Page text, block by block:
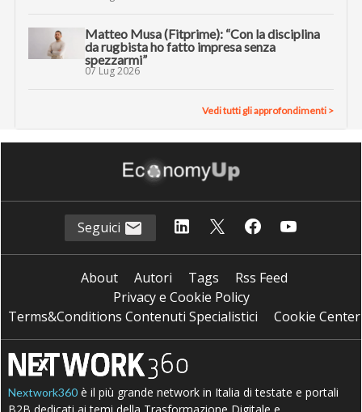
Matteo Musa (Fitprime): “Con la disciplina
da rugbista ho fatto impresa senza
spezzarmi”
07 Lug 2026
Vedi tutti gli approfondimenti >
Seguici
About Autori Tags
Rss Feed
Privacy e Cookie Policy
Terms&Conditions Contenuti Specialistici
Cookie Center
Nextwork360 è il più grande network in Italia di testate e portali